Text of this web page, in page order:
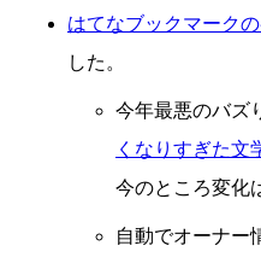
はてなブックマーク
した。
今年最悪のバズ
くなりすぎた文
今のところ変化
自動でオーナー